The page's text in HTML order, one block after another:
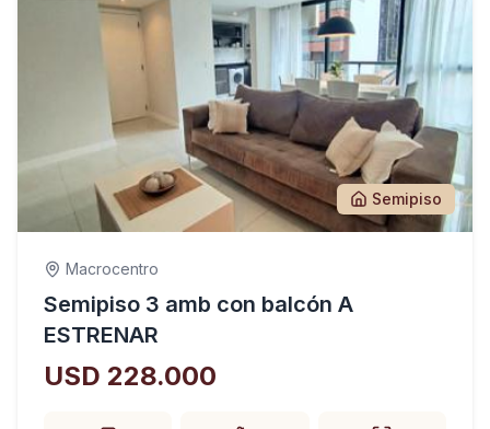
Semipiso
Macrocentro
Semipiso 3 amb con balcón A
ESTRENAR
USD 228.000